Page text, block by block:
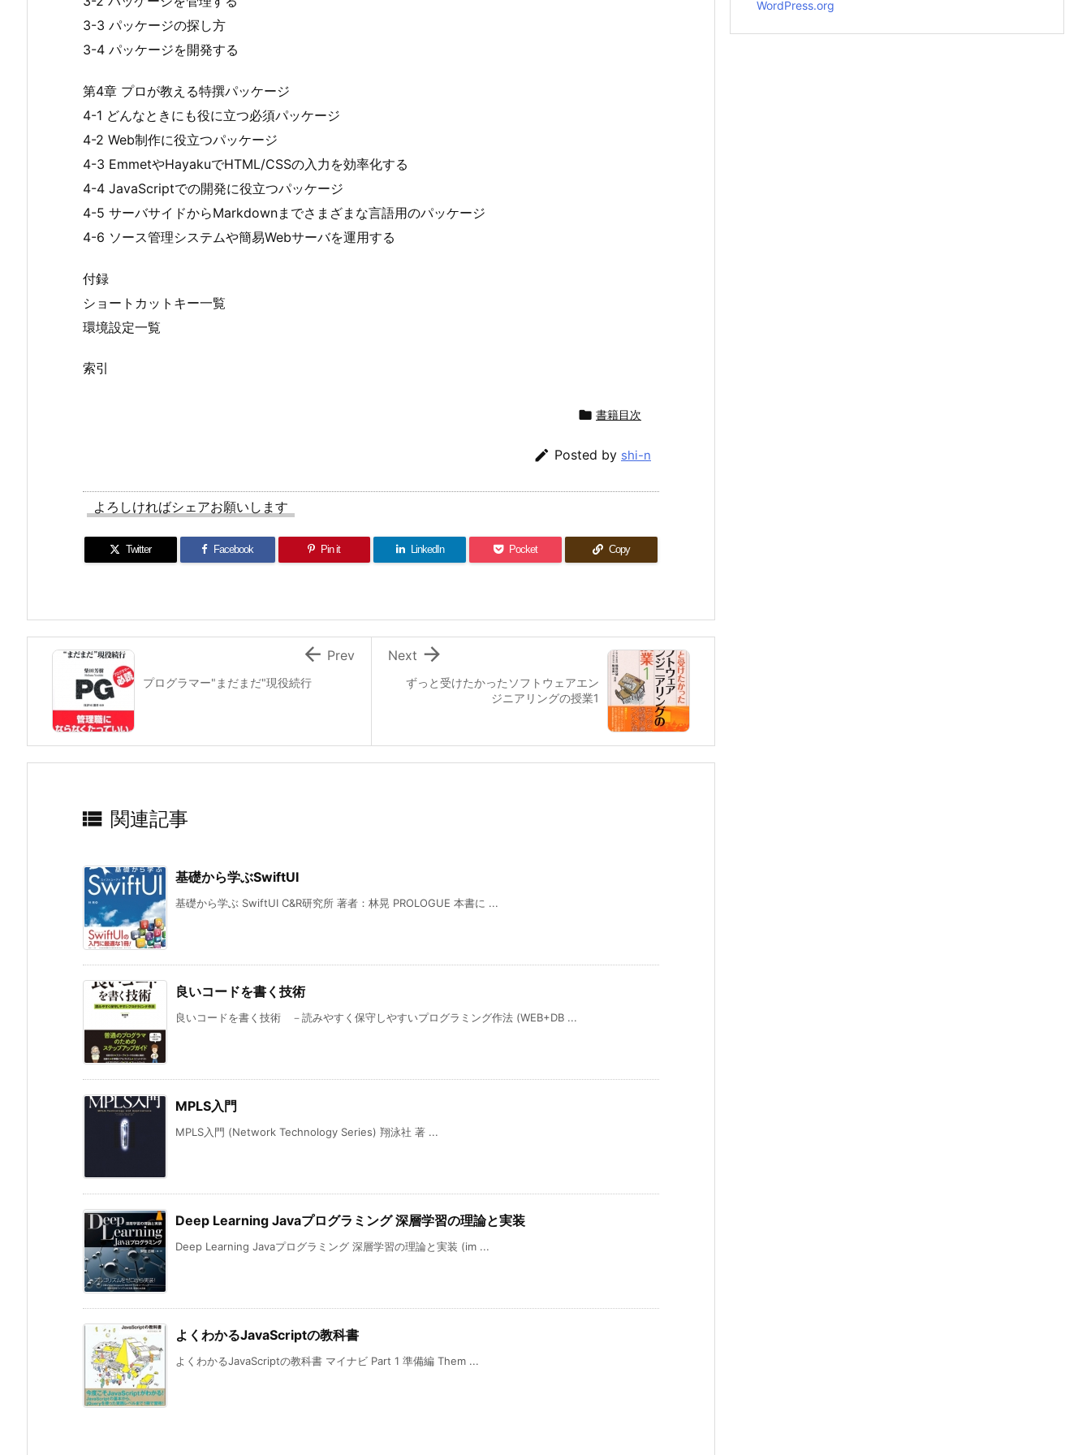
3-3 パッケージの探し方
3-4 パッケージを開発する
第4章 プロが教える特撰パッケージ
4-1 どんなときにも役に立つ必須パッケージ
4-2 Web制作に役立つパッケージ
4-3 EmmetやHayakuでHTML/CSSの入力を効率化する
4-4 JavaScriptでの開発に役立つパッケージ
4-5 サーバサイドからMarkdownまでさまざまな言語用のパッケージ
4-6 ソース管理システムや簡易Webサーバを運用する
付録
ショートカットキー一覧
環境設定一覧
索引
 書籍目次
 Posted by shi-n
よろしければシェアお願いします
Twitter Facebook Pin it LinkedIn Pocket Copy
ずっと受けたかったソフトウェアエン
ジニアリングの授業1

Next
プログラマー"まだまだ"現役続行
 Prev
 関連記事
基礎から学ぶSwiftUI
基礎から学ぶ SwiftUI C&R研究所 著者：林晃 PROLOGUE 本書に ...
良いコードを書く技術
良いコードを書く技術 －読みやすく保守しやすいプログラミング作法 (WEB+DB ...
MPLS入門
MPLS入門 (Network Technology Series) 翔泳社 著 ...
Deep Learning Javaプログラミング 深層学習の理論と実装
Deep Learning Javaプログラミング 深層学習の理論と実装 (im ...
よくわかるJavaScriptの教科書
よくわかるJavaScriptの教科書 マイナビ Part 1 準備編 Them ...
WordPress.org